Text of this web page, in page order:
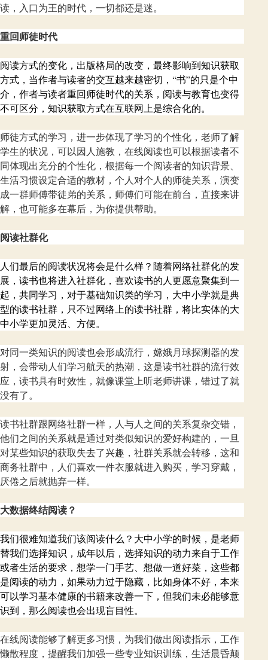
读，入口为王的时代，一切都还是迷。
重回师徒时代
阅读方式的变化，出版格局的改变，最终影响到知识获取
方式，当作者与读者的交互越来越密切，“书”的只是个中
介，作者与读者重回师徒时代的关系，阅读与教育也变得
不可区分，知识获取方式在互联网上是综合化的。
师徒方式的学习，进一步体现了学习的个性化，老师了解
学生的状况，可以因人施教，在线阅读也可以根据读者不
同体现出充分的个性化，根据每一个阅读者的知识背景、
生活习惯设定合适的教材，个人对个人的师徒关系，演变
成一群师傅带徒弟的关系，师傅们可能在前台，直接来讲
解，也可能多在幕后，为你提供帮助。
阅读社群化
人们最后的阅读状况将会是什么样？随着网络社群化的发
展，读书也将进入社群化，喜欢读书的人更愿意聚集到一
起，共同学习，对于基础知识类的学习，大中小学就是典
型的读书社群，只不过网络上的读书社群，将比实体的大
中小学更加灵活、方便。
对同一类知识的阅读也会形成流行，嫦娥月球探测器的发
射，会带动人们学习航天的热潮，这是读书社群的流行效
应，读书具有时效性，就像课堂上听老师讲课，错过了就
没有了。
读书社群跟网络社群一样，人与人之间的关系复杂交错，
他们之间的关系就是通过对类似知识的爱好构建的，一旦
对某些知识的获取失去了兴趣，社群关系就会转移，这和
商务社群中，人们喜欢一件衣服就进入购买，学习穿戴，
厌倦之后就抛弃一样。
大数据终结阅读？
我们很难知道我们该阅读什么？大中小学的时候，是老师
替我们选择知识，成年以后，选择知识的动力来自于工作
或者生活的要求，想学一门手艺、想做一道好菜，这些都
是阅读的动力，如果动力过于隐藏，比如身体不好，本来
可以学习基本健康的书籍来改善一下，但我们未必能够意
识到，那么阅读也会出现盲目性。
在线阅读能够了解更多习惯，为我们做出阅读指示，工作
懒散程度，提醒我们加强一些专业知识训练，生活晨昏颠